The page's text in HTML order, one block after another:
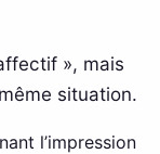
», mais
situation.
l’impression